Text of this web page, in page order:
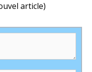
article)